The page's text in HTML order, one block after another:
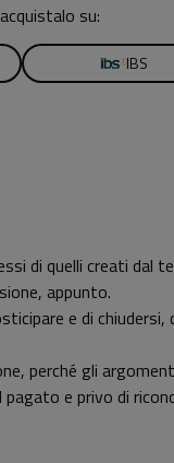
su:
IBS
di quelli creati dal
appunto.
e di chiudersi,
perché gli
pagato e privo di